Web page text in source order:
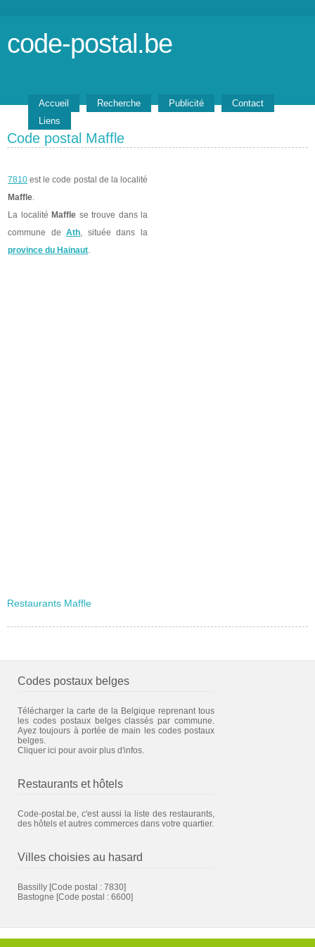
code-postal.be
Accueil Recherche Publicité
Contact
Liens
Code postal Maffle
7810 est le code postal de la localité
Maffle.
La localité Maffle se trouve dans la
commune deAth, située dans la
province du Hainaut.
Restaurants Maffle
Codes postaux belges
Télécharger la carte de la Belgique reprenant tous
les codes postaux belges classés par commune.
Ayez toujours à portée de main les codes postaux
belges.
Cliquer ici pour avoir plus d'infos.
Restaurants et hôtels
Code-postal.be, c'est aussi la liste des restaurants,
des hôtels et autres commerces dans votre quartier.
Villes choisies au hasard
Bassilly [Code postal : 7830]
Bastogne [Code postal : 6600]